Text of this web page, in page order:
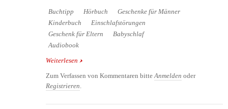
Buchtipp Hörbuch
Geschenke für Männer
Kinderbuch
Einschlafstörungen
Geschenk für Eltern
Babyschlaf
Audiobook
Weiterlesen über Go to fuck to Sleep - Das Einschlafbuch von
Zum Verfassen von Kommentaren bitteAnmelden oder
Registrieren.